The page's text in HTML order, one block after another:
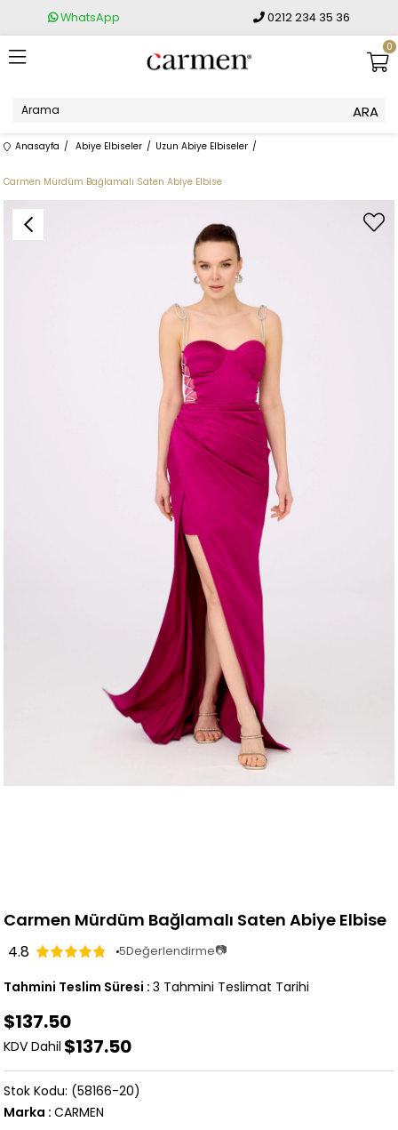
WhatsApp 0212 234 35 36
0
Anasayfa Abiye Elbiseler Uzun Abiye Elbiseler
Carmen Mürdüm Bağlamalı Saten Abiye Elbise
Carmen Mürdüm Bağlamalı Saten Abiye Elbise
4.8 5Değerlendirme📷
Tahmini Teslim Süresi : 3 Tahmini Teslimat Tarihi
$137.50
KDV Dahil $137.50
(58166-20)
Marka : CARMEN